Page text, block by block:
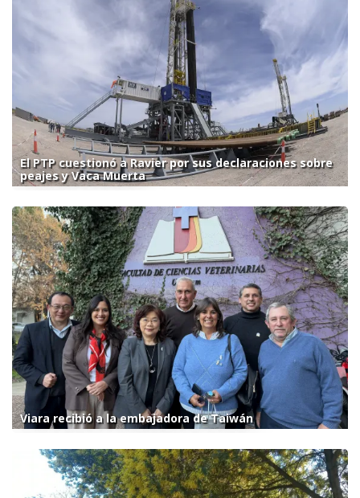
El PTP cuestionó a Ravier por sus declaraciones sobre
peajes y Vaca Muerta
Viara recibió a la embajadora de Taiwán